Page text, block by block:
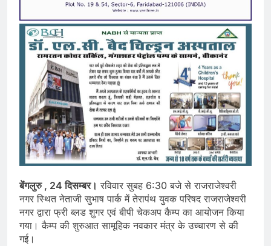
बेंगलुरु , 24 दिसम्बर। रविवार सुबह 6:30 बजे से राजराजेश्वरी
नगर स्थित नेताजी सुभाष पार्क में तेरापंथ युवक परिषद राजराजेश्वरी
नगर द्वारा फ्री ब्लड शुगर एवं बीपी चेकअप कैम्प का आयोजन किया
गया। कैम्प की शुरुआत सामूहिक नवकार मंत्र के उच्चारण से की
गई।